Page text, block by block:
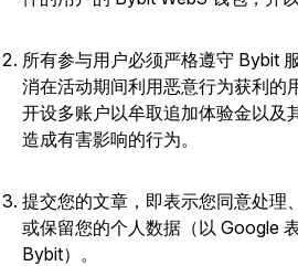
所有参与用户必须严格遵守 Bybit
消在活动期间利用恶意行为获利的
开设多账户以牟取追加体验金以及
造成有害影响的行为。
提交您的文章，即表示您同意处理
或保留您的个人数据（以 Google
Bybit）。